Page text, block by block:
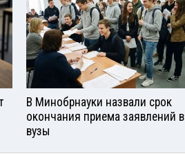
В Минобрнауки назвали срок
окончания приема заявлений в
вузы